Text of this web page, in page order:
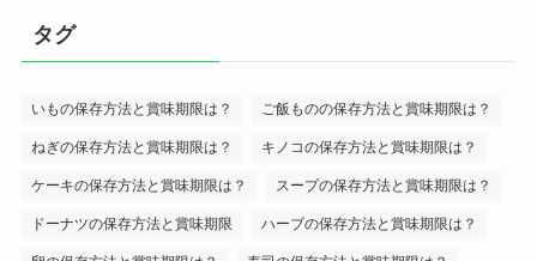
タグ
いもの保存方法と賞味期限は？ ご飯ものの保存方法と賞味期限は？
ねぎの保存方法と賞味期限は？ キノコの保存方法と賞味期限は？
ケーキの保存方法と賞味期限は？ スープの保存方法と賞味期限は？
ドーナツの保存方法と賞味期限 ハーブの保存方法と賞味期限は？